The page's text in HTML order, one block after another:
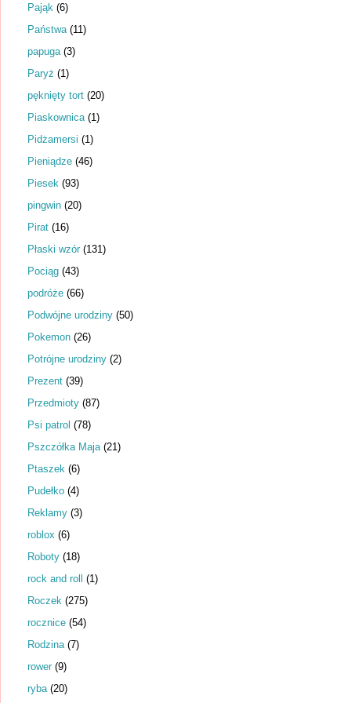
Pająk (6)
Państwa (11)
papuga (3)
Paryż (1)
pęknięty tort (20)
Piaskownica (1)
Pidżamersi (1)
Pieniądze (46)
Piesek (93)
pingwin (20)
Pirat (16)
Płaski wzór (131)
Pociąg (43)
podróże (66)
Podwójne urodziny (50)
Pokemon (26)
Potrójne urodziny (2)
Prezent (39)
Przedmioty (87)
Psi patrol (78)
Pszczółka Maja (21)
Ptaszek (6)
Pudełko (4)
Reklamy (3)
roblox (6)
Roboty (18)
rock and roll (1)
Roczek (275)
rocznice (54)
Rodzina (7)
rower (9)
ryba (20)